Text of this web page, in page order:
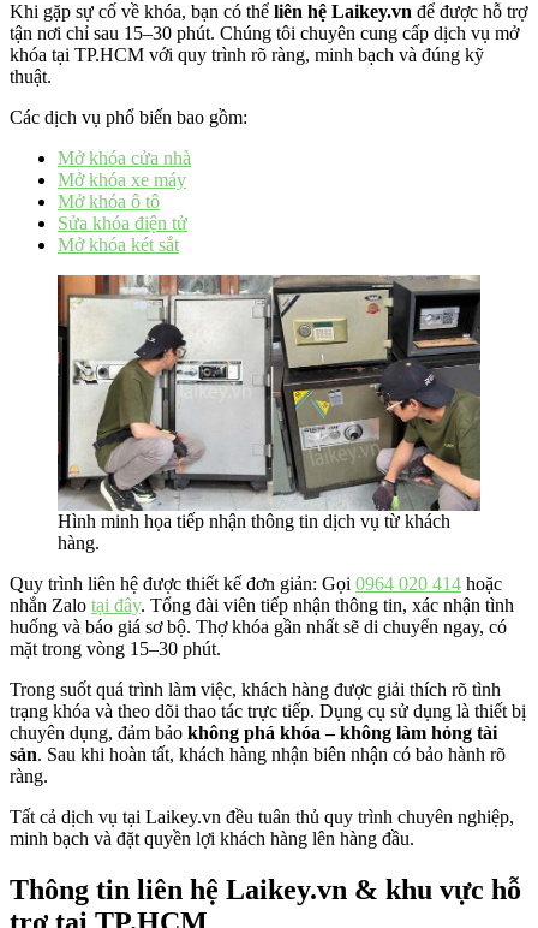
Khi gặp sự cố về khóa, bạn có thể liên hệ Laikey.vn để được hỗ trợ
tận nơi chỉ sau 15–30 phút. Chúng tôi chuyên cung cấp dịch vụ mở
khóa tại TP.HCM với quy trình rõ ràng, minh bạch và đúng kỹ
thuật.
Các dịch vụ phổ biến bao gồm:
Mở khóa cửa nhà
Mở khóa xe máy
Mở khóa ô tô
Sửa khóa điện tử
Mở khóa két sắt
Hình minh họa tiếp nhận thông tin dịch vụ từ khách
hàng.
Quy trình liên hệ được thiết kế đơn giản: Gọi 0964 020 414 hoặc
nhắn Zalo tại đây. Tổng đài viên tiếp nhận thông tin, xác nhận tình
huống và báo giá sơ bộ. Thợ khóa gần nhất sẽ di chuyển ngay, có
mặt trong vòng 15–30 phút.
Trong suốt quá trình làm việc, khách hàng được giải thích rõ tình
trạng khóa và theo dõi thao tác trực tiếp. Dụng cụ sử dụng là thiết bị
chuyên dụng, đảm bảo không phá khóa – không làm hỏng tài
sản. Sau khi hoàn tất, khách hàng nhận biên nhận có bảo hành rõ
ràng.
Tất cả dịch vụ tại Laikey.vn đều tuân thủ quy trình chuyên nghiệp,
minh bạch và đặt quyền lợi khách hàng lên hàng đầu.
Thông tin liên hệ Laikey.vn & khu vực hỗ